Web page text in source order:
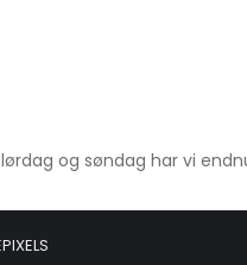
og søndag har vi